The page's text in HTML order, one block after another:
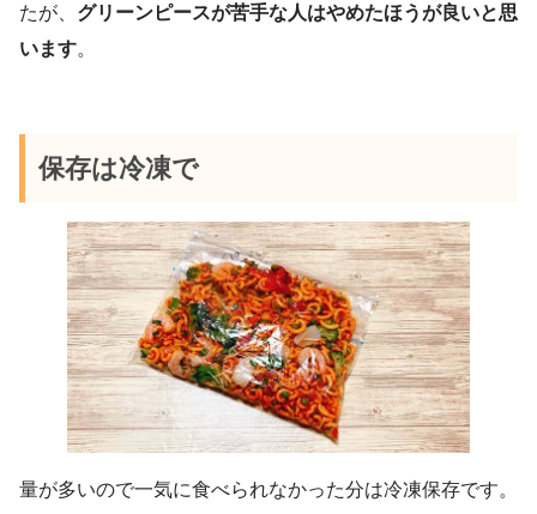
たが、 グリーンピースが苦手な人はやめたほうが良いと思
います。
保存は冷凍で
量が多いので一気に食べられなかった分は冷凍保存です。